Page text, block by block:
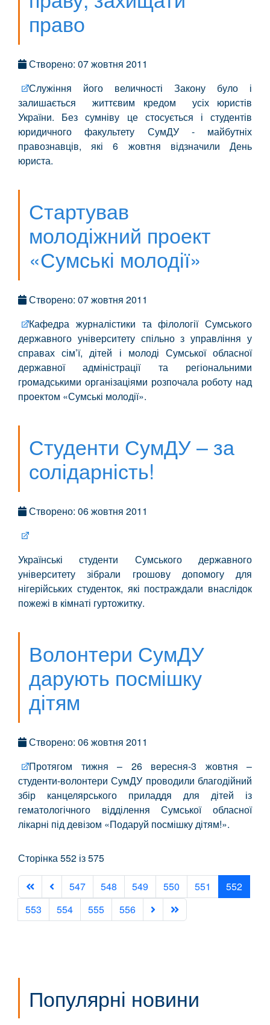
право
Створено: 07 жовтня 2011
Служіння його величності Закону було і
залишається життєвим кредом усіх юристів
України. Без сумніву це стосується і студентів
юридичного факультету СумДУ - майбутніх
правознавців, які 6 жовтня відзначили День
юриста.
Стартував
молодіжний проект
«Сумські молодії»
Створено: 07 жовтня 2011
Кафедра журналістики та філології Сумського
державного університету спільно з управління у
справах сім’ї, дітей і молоді Сумської обласної
державної адміністрації та регіональними
громадськими організаціями розпочала роботу над
проектом «Сумські молодії».
Студенти СумДУ – за
солідарність!
Створено: 06 жовтня 2011
Українські студенти Сумського державного
університету зібрали грошову допомогу для
нігерійських студенток, які постраждали внаслідок
пожежі в кімнаті гуртожитку.
Волонтери СумДУ
дарують посмішку
дітям
Створено: 06 жовтня 2011
Протягом тижня – 26 вересня-3 жовтня –
студенти-волонтери СумДУ проводили благодійний
збір канцелярського приладдя для дітей із
гематологічного відділення Сумської обласної
лікарні під девізом «Подаруй посмішку дітям!».
Сторінка 552 із 575
547 548 549 550 551
552
553
554 555 556
Популярні новини